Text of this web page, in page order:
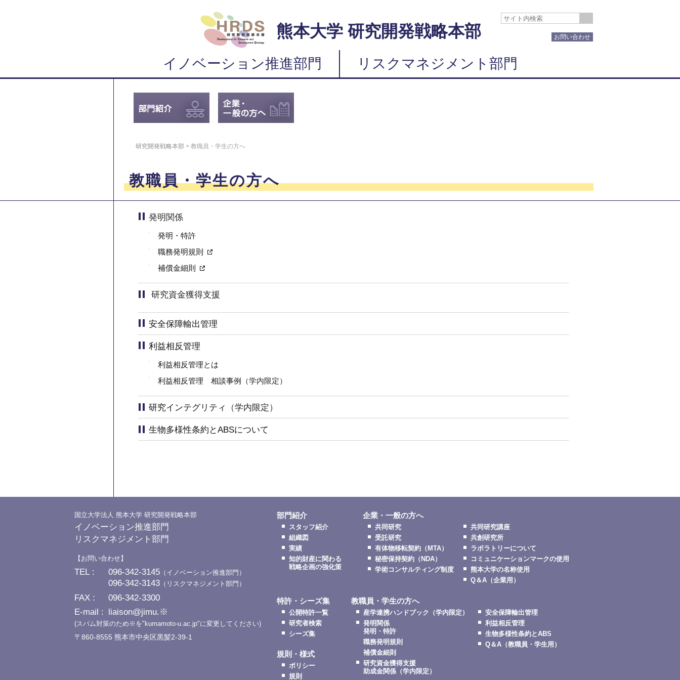
熊本大学 研究開発戦略本部 お問い合わせ
イノベーション推進部門 リスクマネジメント部門
研究開発戦略本部 > 教職員・学生の方へ
教職員・学生の方へ
発明関係
発明・特許
職務発明規則
補償金細則
研究資金獲得支援
安全保障輸出管理
利益相反管理
利益相反管理とは
利益相反管理 相談事例 （学内限定）
研究インテグリティ （学内限定）
生物多様性条約とABSについて
国立大学法人 熊本大学 研究開発戦略本部
イノベーション推進部門
リスクマネジメント部門
お問い合わせ
TEL 096-342-3145 （イノベーション推進部門）
096-342-3143 （リスクマネジメント部門）
FAX
096-342-3300
E-mail
liaison@jimu.※
(スパム対策のため※を"kumamoto-u.ac.jp"に変更してください)
〒860-8555 熊本市中央区黒髪2-39-1
部門紹介
スタッフ紹介
組織図
実績
知的財産に関わる
戦略企画の強化策
企業・一般の方へ
共同研究
受託研究
有体物移転契約（MTA）
秘密保持契約（NDA）
学術コンサルティング制度
共同研究講座
共創研究所
ラボラトリーについて
コミュニケーションマークの使用
熊本大学の名称使用
Q＆A（企業用）
特許・シーズ集
公開特許一覧
研究者検索
シーズ集
規則・様式
ポリシー
規則
教職員・学生の方へ
産学連携ハンドブック（学内限定）
発明関係
発明・特許
職務発明規則
補償金細則
研究資金獲得支援
助成金関係（学内限定）
安全保障輸出管理
利益相反管理
生物多様性条約とABS
Q＆A（教職員・学生用）